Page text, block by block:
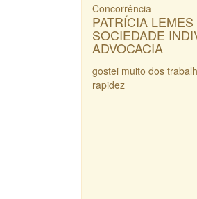
Concorrência
PATRÍCIA
SOCIEDADE
ADVOCACIA
gostei muito dos
rapidez